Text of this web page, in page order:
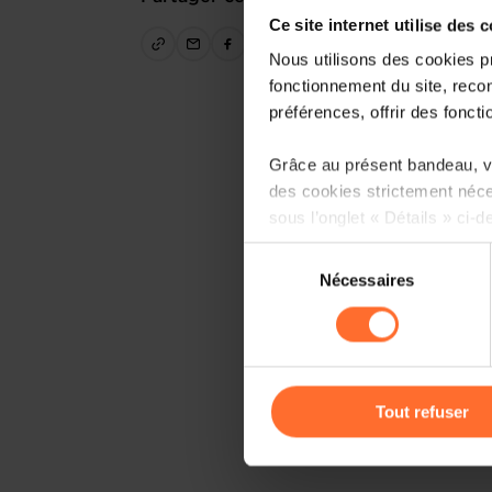
Ce site internet utilise des
Nous utilisons des cookies
fonctionnement du site,
préférences, offrir des
Grâce au présent bandeau,
des cookies strictement
sous l’onglet « Détails » ci-
Il est précisé que la
cas de refus de tous les
gauche de chaque page.
consentement
Nécessaires
Tout refuser